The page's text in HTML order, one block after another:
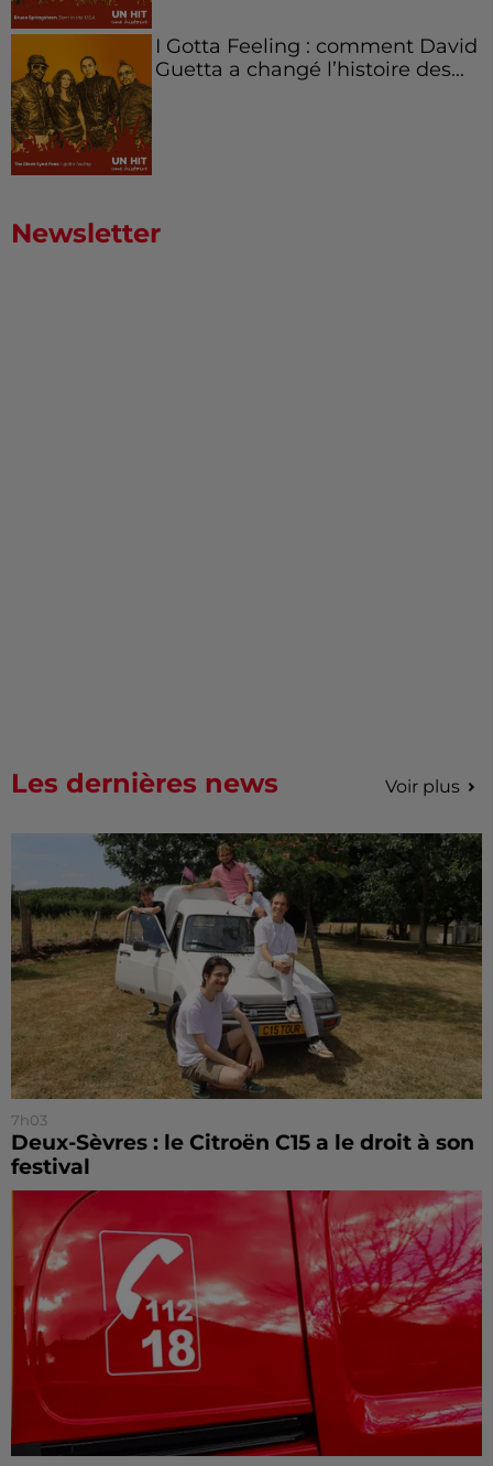
I Gotta Feeling : comment David
Guetta a changé l’histoire des...
Newsletter
Les dernières news Voir plus
7h03
Deux-Sèvres : le Citroën C15 a le droit à son
festival